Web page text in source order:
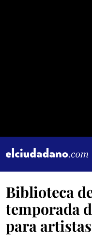
Biblioteca
temporada
para artistas